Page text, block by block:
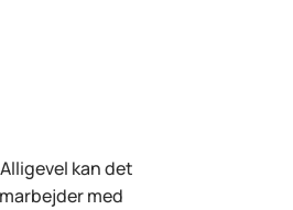
kan det
med